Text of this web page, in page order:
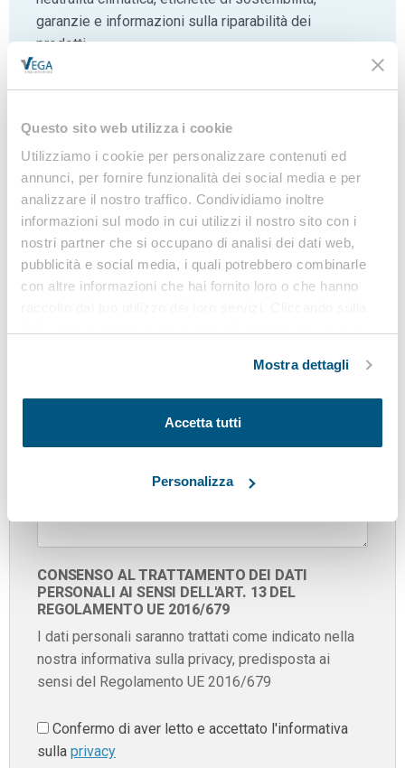
Questo sito web utilizza i cookie
Utilizziamo i cookie per personalizzare contenuti ed
annunci, per fornire funzionalità dei social media e per
analizzare il nostro traffico. Condividiamo inoltre
informazioni sul modo in cui utilizzi il nostro sito con i
nostri partner che si occupano di analisi dei dati web,
pubblicità e social media, i quali potrebbero combinarle
con altre informazioni che hai fornito loro o che hanno
Mostra dettagli
Accetta tutti
Personalizza
garanzie e informazioni sulla riparabilità dei
prodotti…
Richiedi informazioni
Azienda
CONSENSO AL TRATTAMENTO DEI DATI
PERSONALI AI SENSI DELL'ART. 13 DEL
REGOLAMENTO UE 2016/679
I dati personali saranno trattati come indicato nella
nostra informativa sulla privacy, predisposta ai
sensi del Regolamento UE 2016/679
Confermo di aver letto e accettato l'informativa
sulla privacy